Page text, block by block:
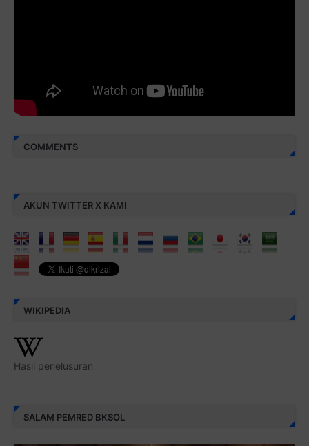
COMMENTS
AKUN TWITTER X KAMI
WIKIPEDIA
Hasil penelusuran
SALAM PEMRED BKSOL